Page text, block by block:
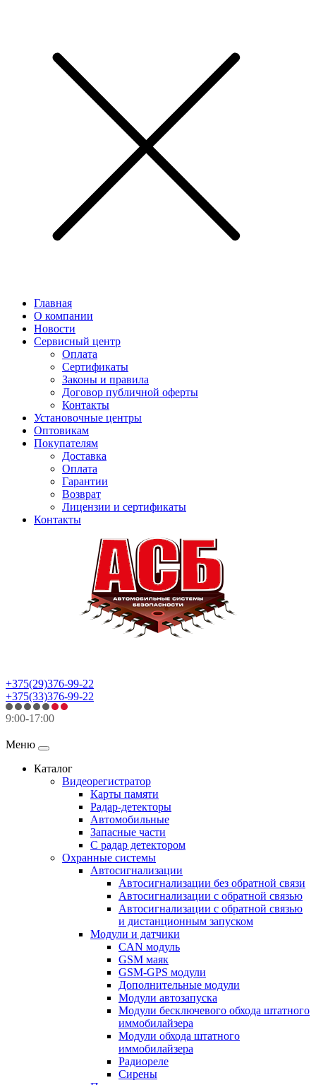
Главная
О компании
Новости
Сервисный центр
Оплата
Сертификаты
Законы и правила
Договор публичной оферты
Контакты
Установочные центры
Оптовикам
Покупателям
Доставка
Оплата
Гарантии
Возврат
Лицензии и сертификаты
Контакты
+375(29)376-99-22
+375(33)376-99-22
9:00-17:00
Меню
Каталог
Видеорегистратор
Карты памяти
Радар-детекторы
Автомобильные
Запасные части
С радар детектором
Охранные системы
Автосигнализации
Автосигнализации без обратной связи
Автосигнализации с обратной связью
Автосигнализации с обратной связью
и дистанционным запуском
Модули и датчики
CAN модуль
GSM маяк
GSM-GPS модули
Дополнительные модули
Модули автозапуска
Модули бесключевого обхода штатного
иммобилайзера
Модули обхода штатного
иммобилайзера
Радиореле
Сирены